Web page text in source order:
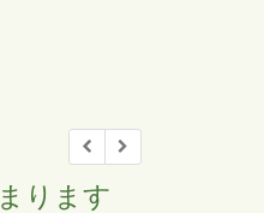
まります